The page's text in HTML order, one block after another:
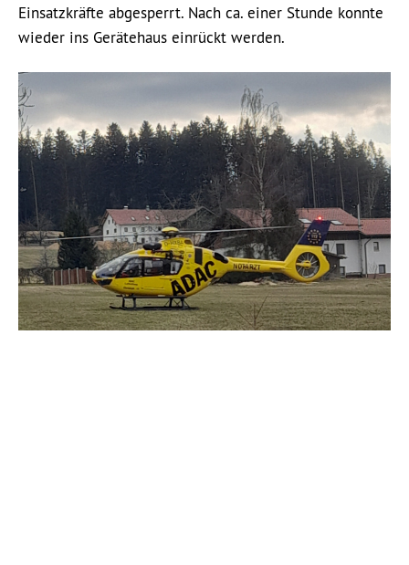
Einsatzkräfte abgesperrt. Nach ca. einer Stunde konnte
wieder ins Gerätehaus einrückt werden.